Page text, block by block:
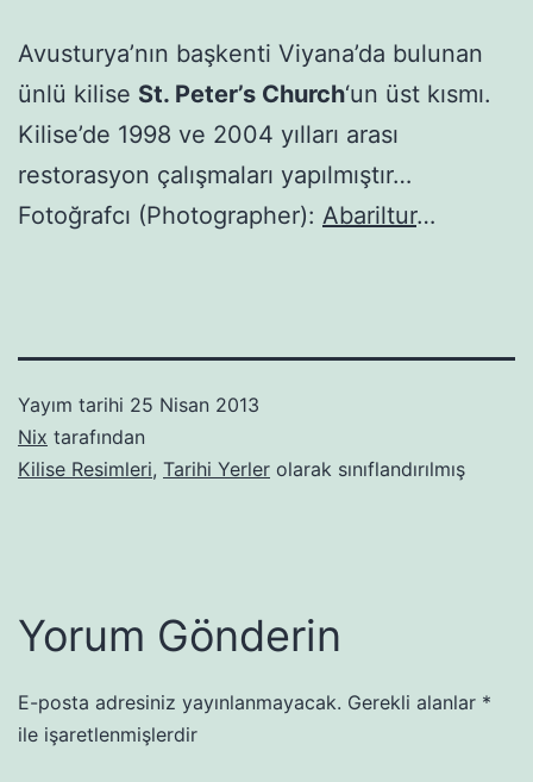
Avusturya’nın başkenti Viyana’da bulunan
ünlü kilise St. Peter’s Church‘un üst kısmı.
Kilise’de 1998 ve 2004 yılları arası
restorasyon çalışmaları yapılmıştır…
Fotoğrafcı (Photographer): Abariltur…
Yayım tarihi 25 Nisan 2013
Nix tarafından
Kilise Resimleri, Tarihi Yerler olarak sınıflandırılmış
Yorum Gönderin
E-posta adresiniz yayınlanmayacak. Gerekli alanlar *
ile işaretlenmişlerdir